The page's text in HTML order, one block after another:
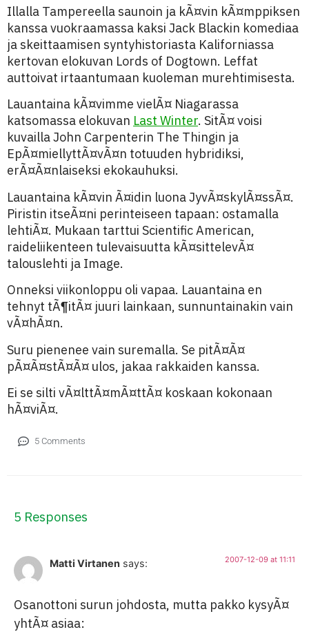
Illalla Tampereella saunoin ja kÃ¤vin kÃ¤mppiksen
kanssa vuokraamassa kaksi Jack Blackin komediaa
ja skeittaamisen syntyhistoriasta Kaliforniassa
kertovan elokuvan Lords of Dogtown. Leffat
auttoivat irtaantumaan kuoleman murehtimisesta.
Lauantaina kÃ¤vimme vielÃ¤ Niagarassa
katsomassa elokuvan Last Winter. SitÃ¤ voisi
kuvailla John Carpenterin The Thingin ja
EpÃ¤miellyttÃ¤vÃ¤n totuuden hybridiksi,
erÃ¤Ã¤nlaiseksi ekokauhuksi.
Lauantaina kÃ¤vin Ã¤idin luona JyvÃ¤skylÃ¤ssÃ¤.
Piristin itseÃ¤ni perinteiseen tapaan: ostamalla
lehtiÃ¤. Mukaan tarttui Scientific American,
raideliikenteen tulevaisuutta kÃ¤sittelevÃ¤
talouslehti ja Image.
Onneksi viikonloppu oli vapaa. Lauantaina en
tehnyt tÃ¶itÃ¤ juuri lainkaan, sunnuntainakin vain
vÃ¤hÃ¤n.
Suru pienenee vain suremalla. Se pitÃ¤Ã¤
pÃ¤Ã¤stÃ¤Ã¤ ulos, jakaa rakkaiden kanssa.
Ei se silti vÃ¤lttÃ¤mÃ¤ttÃ¤ koskaan kokonaan
hÃ¤viÃ¤.
5 Comments
5 Responses
Matti Virtanen says: 2007-12-09 at 11:11
Osanottoni surun johdosta, mutta pakko kysyÃ¤
yhtÃ¤ asiaa: